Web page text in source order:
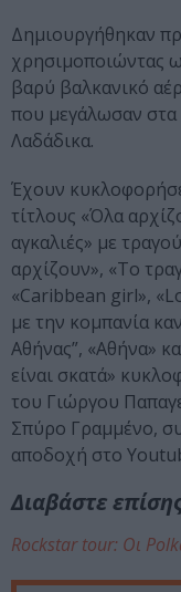
Δημιουργήθηκαν
χρησιμοποιώντας
βαρύ βαλκανικό
που μεγάλωσαν
Λαδάδικα.
Έχουν
τίτλους «Όλα
αγκαλιές» με
αρχίζουν», «Το
«Caribbean girl»,
με την κομπανία
Αθήνας”, «Αθήνα»
είναι σκατά»
του Γιώργου
Σπύρο Γραμμένο,
αποδοχή στο
Διαβάστε
Rockstar tour: Οι